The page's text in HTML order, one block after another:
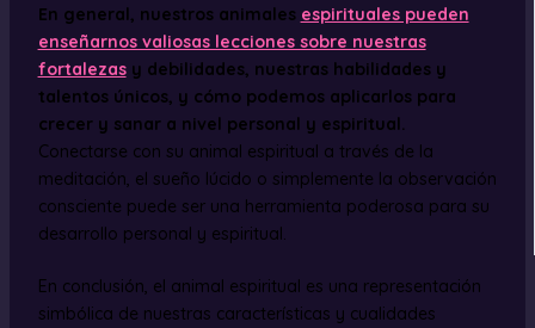
En general, nuestros animales espirituales pueden
enseñarnos valiosas lecciones sobre nuestras
fortalezasy debilidades, nuestras habilidades y
talentos únicos, y cómo podemos aplicarlos para
crecer y sanar a nivel personal y espiritual.
Conectarse con su animal espiritual a través de la
meditación, el sueño lúcido o simplemente la observación
consciente puede ser una herramienta poderosa para su
desarrollo personal y espiritual.
En conclusión, el animal espiritual es una representación
simbólica de nuestras características y cualidades